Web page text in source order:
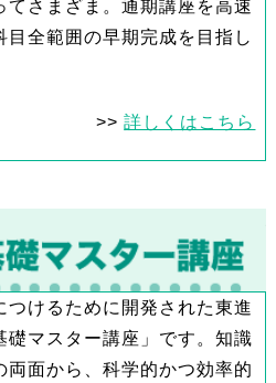
てさまざま。通期講座を高速
全範囲の早期完成を目指し
>>詳しくはこちら
つけるために開発された東進
礎マスター講座」です。知識
両面から、科学的かつ効率的